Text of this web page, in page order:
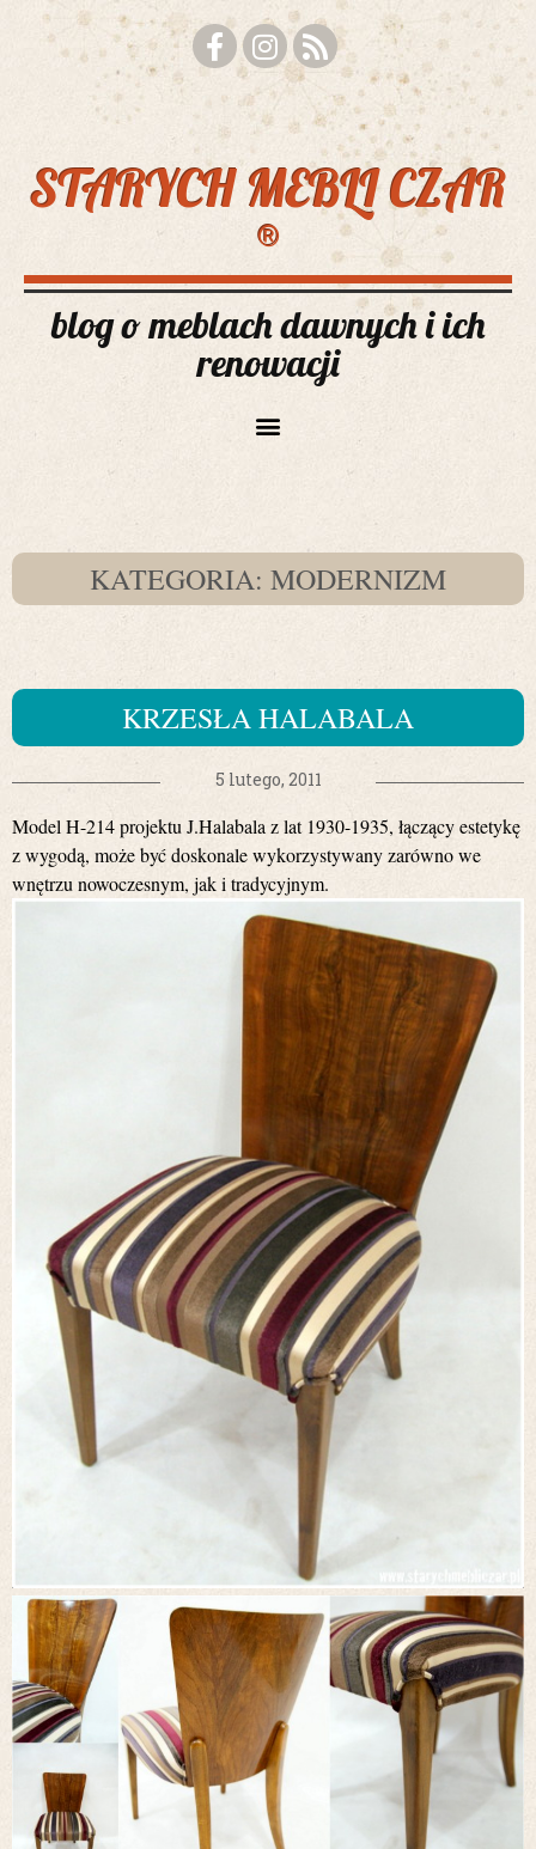
STARYCH MEBLI CZAR
®
blog o meblach dawnych i ich
renowacji
KATEGORIA: MODERNIZM
KRZESŁA HALABALA
5 lutego, 2011
Model H-214 projektu J.Halabala z lat 1930-1935, łączący estetykę
z wygodą, może być doskonale wykorzystywany zarówno we
wnętrzu nowoczesnym, jak i tradycyjnym.